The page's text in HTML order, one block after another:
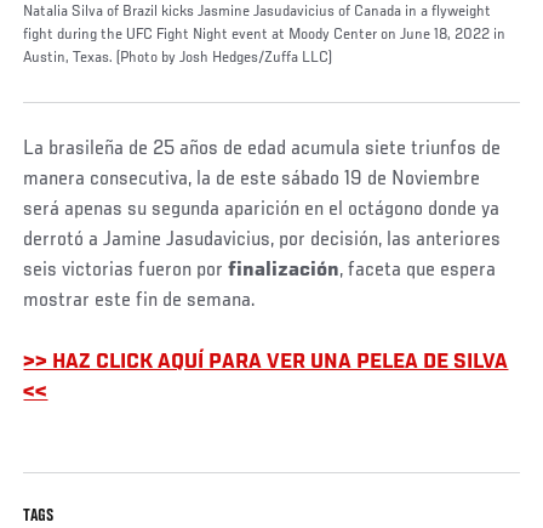
Natalia Silva of Brazil kicks Jasmine Jasudavicius of Canada in a flyweight
fight during the UFC Fight Night event at Moody Center on June 18, 2022 in
Austin, Texas. (Photo by Josh Hedges/Zuffa LLC)
La brasileña de 25 años de edad acumula siete triunfos de
manera consecutiva, la de este sábado 19 de Noviembre
será apenas su segunda aparición en el octágono donde ya
derrotó a Jamine Jasudavicius, por decisión, las anteriores
seis victorias fueron porfinalización, faceta que espera
mostrar este fin de semana.
>> HAZ CLICK AQUÍ PARA VER UNA PELEA DE SILVA
<<
TAGS